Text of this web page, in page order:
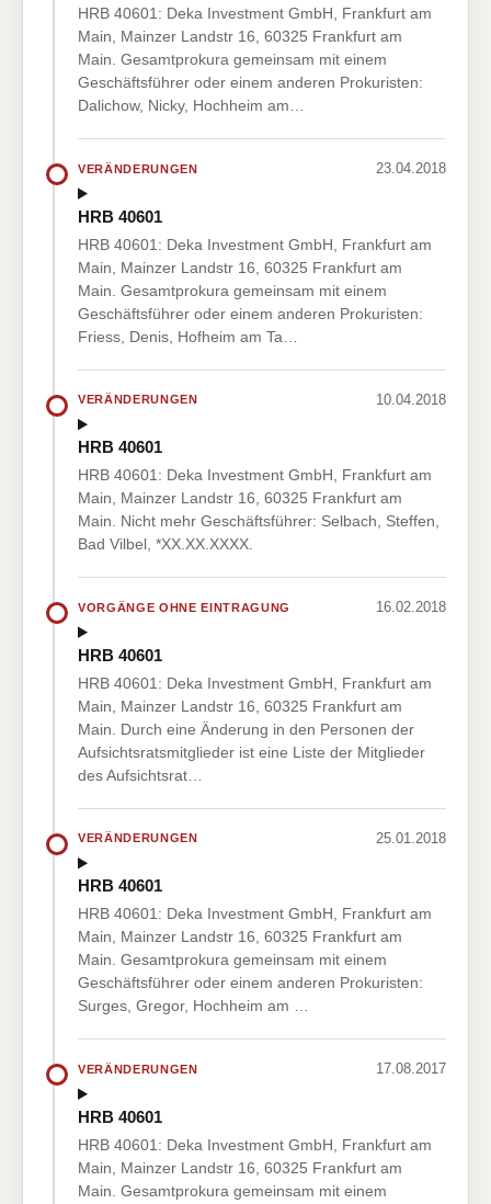
HRB 40601: Deka Investment GmbH, Frankfurt am
Main, Mainzer Landstr 16, 60325 Frankfurt am
Main. Gesamtprokura gemeinsam mit einem
Geschäftsführer oder einem anderen Prokuristen:
Dalichow, Nicky, Hochheim am…
VERÄNDERUNGEN 23.04.2018
HRB 40601
HRB 40601: Deka Investment GmbH, Frankfurt am
Main, Mainzer Landstr 16, 60325 Frankfurt am
Main. Gesamtprokura gemeinsam mit einem
Geschäftsführer oder einem anderen Prokuristen:
Friess, Denis, Hofheim am Ta…
VERÄNDERUNGEN 10.04.2018
HRB 40601
HRB 40601: Deka Investment GmbH, Frankfurt am
Main, Mainzer Landstr 16, 60325 Frankfurt am
Main. Nicht mehr Geschäftsführer: Selbach, Steffen,
Bad Vilbel, *XX.XX.XXXX.
VORGÄNGE OHNE EINTRAGUNG 16.02.2018
HRB 40601
HRB 40601: Deka Investment GmbH, Frankfurt am
Main, Mainzer Landstr 16, 60325 Frankfurt am
Main. Durch eine Änderung in den Personen der
Aufsichtsratsmitglieder ist eine Liste der Mitglieder
des Aufsichtsrat…
VERÄNDERUNGEN 25.01.2018
HRB 40601
HRB 40601: Deka Investment GmbH, Frankfurt am
Main, Mainzer Landstr 16, 60325 Frankfurt am
Main. Gesamtprokura gemeinsam mit einem
Geschäftsführer oder einem anderen Prokuristen:
Surges, Gregor, Hochheim am …
VERÄNDERUNGEN 17.08.2017
HRB 40601
HRB 40601: Deka Investment GmbH, Frankfurt am
Main, Mainzer Landstr 16, 60325 Frankfurt am
Main. Gesamtprokura gemeinsam mit einem